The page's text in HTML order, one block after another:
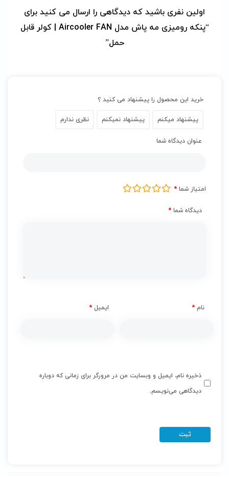
اولین نفری باشید که دیدگاهی را ارسال می کنید برای
“پنکه رومیزی مه پاش مدل Aircooler FAN | کولر قابل
حمل”
خرید این محصول را پیشنهاد می کنید ؟
پیشنهاد میکنم پیشنهاد نمیکنم نظری ندارم
عنوان دیدگاه شما
امتیاز شما *
دیدگاه شما *
نام * ایمیل *
ذخیره نام، ایمیل و وبسایت من در مرورگر برای زمانی که دوباره
دیدگاهی می‌نویسم.